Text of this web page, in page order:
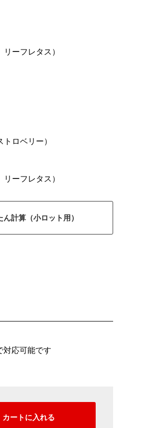
ーフレタス）
ロベリー）
ーフレタス）
ん計算（小ロット用）
対応可能です